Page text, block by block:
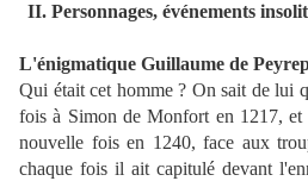
II. Personnages, événements
L'énigmatique Guillaume de
Qui était cet homme ? On sait de lui
fois à Simon de Monfort en 1217,
nouvelle fois en 1240, face aux
chaque fois il ait capitulé devant